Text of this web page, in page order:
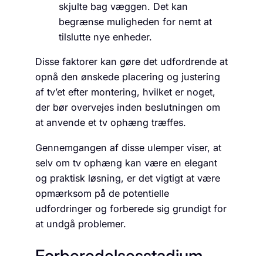
skjulte bag væggen. Det kan
begrænse muligheden for nemt at
tilslutte nye enheder.
Disse faktorer kan gøre det udfordrende at
opnå den ønskede placering og justering
af tv’et efter montering, hvilket er noget,
der bør overvejes inden beslutningen om
at anvende et tv ophæng træffes.
Gennemgangen af disse ulemper viser, at
selv om tv ophæng kan være en elegant
og praktisk løsning, er det vigtigt at være
opmærksom på de potentielle
udfordringer og forberede sig grundigt for
at undgå problemer.